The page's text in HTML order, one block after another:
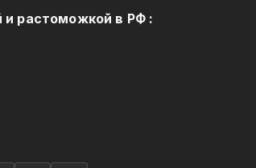
и растоможкой в РФ :